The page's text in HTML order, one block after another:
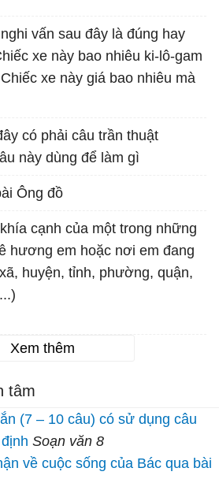
vấn sau đây là đúng hay
xe này bao nhiêu ki-lô-gam
xe này giá bao nhiêu mà
có phải câu trần thuật
này dùng để làm gì
Ông đồ
cạnh của một trong những
hương em hoặc nơi em đang
huyện, tỉnh, phường, quận,
Xem thêm
tâm
(7 – 10 câu) có sử dụng câu
Soạn văn 8
về cuộc sống của Bác qua bài